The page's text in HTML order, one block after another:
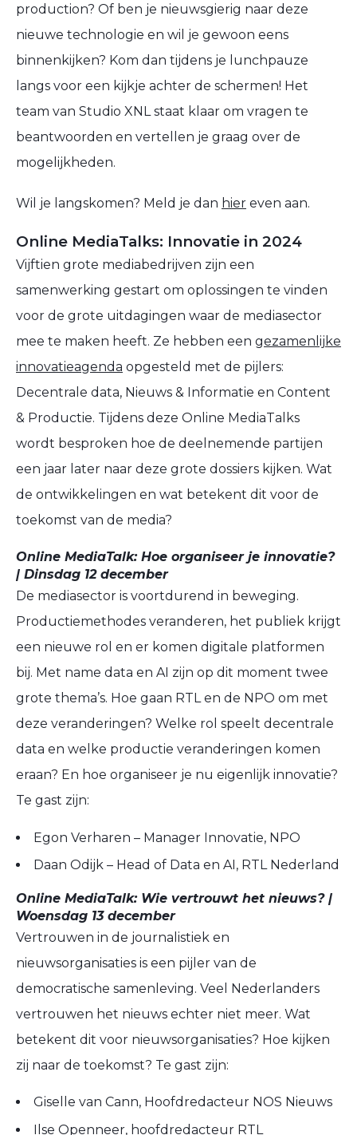
production? Of ben je nieuwsgierig naar deze
nieuwe technologie en wil je gewoon eens
binnenkijken? Kom dan tijdens je lunchpauze
langs voor een kijkje achter de schermen! Het
team van Studio XNL staat klaar om vragen te
beantwoorden en vertellen je graag over de
mogelijkheden.
Wil je langskomen? Meld je dan hier even aan.
Online MediaTalks: Innovatie in 2024
Vijftien grote mediabedrijven zijn een
samenwerking gestart om oplossingen te vinden
voor de grote uitdagingen waar de mediasector
mee te maken heeft. Ze hebben een gezamenlijke
innovatieagenda opgesteld met de pijlers:
Decentrale data, Nieuws & Informatie en Content
& Productie. Tijdens deze Online MediaTalks
wordt besproken hoe de deelnemende partijen
een jaar later naar deze grote dossiers kijken. Wat
de ontwikkelingen en wat betekent dit voor de
toekomst van de media?
Online MediaTalk: Hoe organiseer je innovatie?
| Dinsdag 12 december
De mediasector is voortdurend in beweging.
Productiemethodes veranderen, het publiek krijgt
een nieuwe rol en er komen digitale platformen
bij. Met name data en AI zijn op dit moment twee
grote thema’s. Hoe gaan RTL en de NPO om met
deze veranderingen? Welke rol speelt decentrale
data en welke productie veranderingen komen
eraan? En hoe organiseer je nu eigenlijk innovatie?
Te gast zijn:
Egon Verharen – Manager Innovatie, NPO
Daan Odijk – Head of Data en AI, RTL Nederland
Online MediaTalk: Wie vertrouwt het nieuws? |
Woensdag 13 december
Vertrouwen in de journalistiek en
nieuwsorganisaties is een pijler van de
democratische samenleving. Veel Nederlanders
vertrouwen het nieuws echter niet meer. Wat
betekent dit voor nieuwsorganisaties? Hoe kijken
zij naar de toekomst? Te gast zijn:
Giselle van Cann, Hoofdredacteur NOS Nieuws
Ilse Openneer, hoofdredacteur RTL